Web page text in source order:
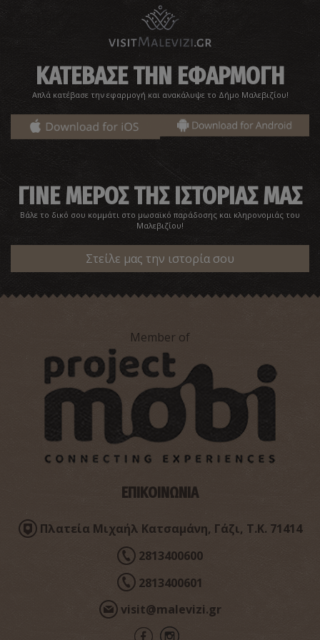
Σπήλαιο περιοχή Πυθαράκι στην Τύλισο
AROLITHOS-Λαογραφικό Μουσείο
Ναός Παναγίας και Αγίων Πάντων
Μνημείο πεσόντων στο Καβροχώρι
ΚΑΤΕΒΑΣΕ ΤΗΝ ΕΦΑΡΜΟΓΗ
Απλά κατέβασε την εφαρμογή και ανακάλυψε το Δήμο Μαλεβιζίου!
ΓΙΝΕ ΜΕΡΟΣ ΤΗΣ ΙΣΤΟΡΙΑΣ ΜΑΣ
Βάλε το δικό σου κομμάτι στο μωσαϊκό παράδοσης και κληρονομιάς του
Μαλεβιζίου!
Στείλε μας την ιστορία σου
Member of
ΕΠΙΚΟΙΝΩΝΙΑ
Πλατεία Μιχαήλ Κατσαμάνη, Γάζι, Τ.Κ. 71414
2813400600
2813400601
visit@malevizi.gr